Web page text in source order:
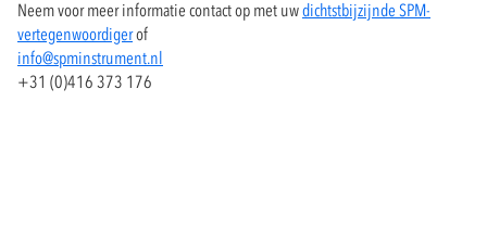
Neem voor meer informatie contact op met uwdichtstbijzijnde SPM-
vertegenwoordigerof
info@spminstrument.nl
+31 (0)416 373 176